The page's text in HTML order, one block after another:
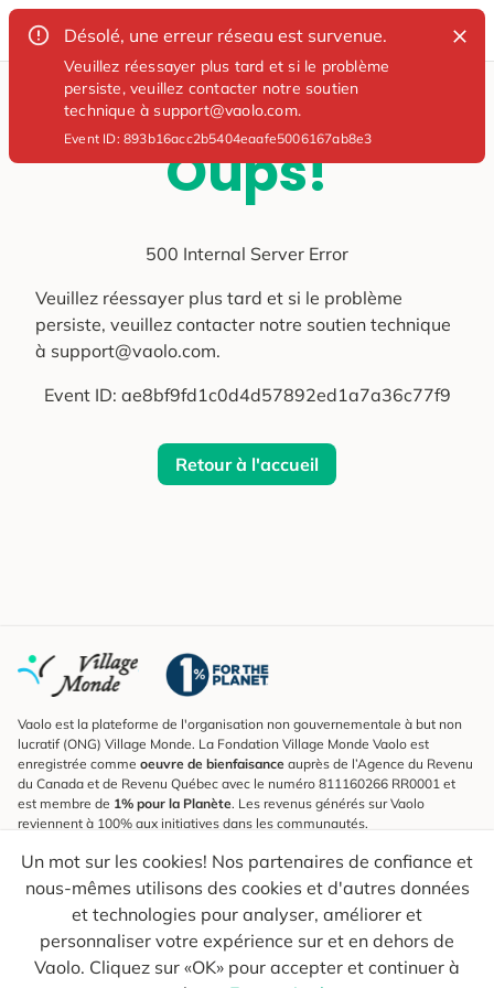
Désolé, une erreur réseau est survenue.
Veuillez réessayer plus tard et si le problème
persiste, veuillez contacter notre soutien
technique à support@vaolo.com.
Event ID:893b16acc2b5404eaafe5006167ab8e3
Oups!
500 Internal Server Error
Veuillez réessayer plus tard et si le problème
persiste, veuillez contacter notre soutien technique
à support@vaolo.com.
Event ID: ae8bf9fd1c0d4d57892ed1a7a36c77f9
Retour à l'accueil
Un mot sur les cookies! Nos partenaires de confiance et
nous-mêmes utilisons des cookies et d'autres données
et technologies pour analyser, améliorer et
personnaliser votre expérience sur et en dehors de
Vaolo. Cliquez sur «OK» pour accepter et continuer à
Vaolo est la plateforme de l'organisation non gouvernementale à but non
lucratif (ONG) Village Monde. La Fondation Village Monde Vaolo est
enregistrée comme oeuvre de bienfaisance auprès de l’Agence du Revenu
du Canada et de Revenu Québec avec le numéro 811160266 RR0001 et
est membre de 1% pour la Planète. Les revenus générés sur Vaolo
reviennent à 100% aux initiatives dans les communautés.
S'inscrire à l'infolettre
Pour connaître les nouveautés, suivre nos explorateurs et recevoir des
astuces pour des voyages plus conscients.
Ton courriel Envoyer